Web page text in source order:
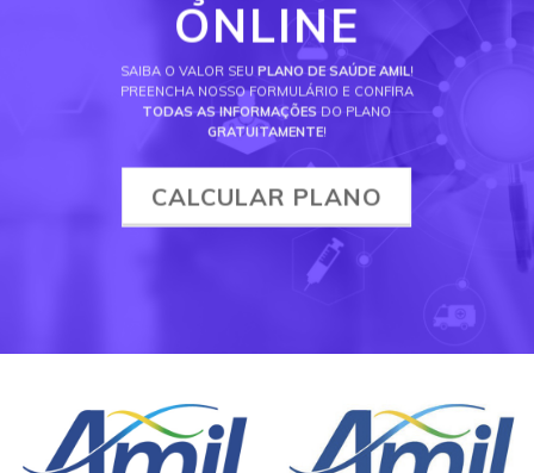
ONLINE
SAIBA O VALOR SEU PLANO DE SAÚDE AMIL!
PREENCHA NOSSO FORMULÁRIO E CONFIRA
TODAS AS INFORMAÇÕES DO PLANO
GRATUITAMENTE!
CALCULAR PLANO